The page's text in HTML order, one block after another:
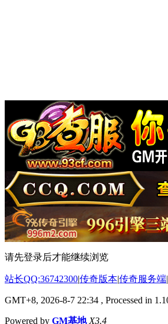
请先登录后才能继续浏览
站长QQ:36742300|传奇版本|传奇服务端|
GMT+8, 2026-8-7 22:34 , Processed in
Powered by GM基地 X3.4